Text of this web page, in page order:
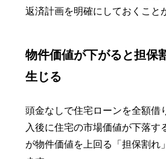
返済計画を明確にしておくこと
物件価値が下がると担保
生じる
頭金なしで住宅ローンを全額借
入後に住宅の市場価値が下落す
が物件価値を上回る「担保割れ